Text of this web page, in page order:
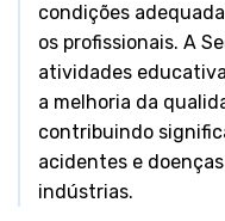
condições
os profissionais. A
atividades
a melhoria da
contribuindo
acidentes e
indústrias.